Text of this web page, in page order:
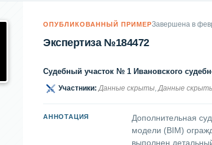
ОПУБЛИКОВАННЫЙ ПРИМЕРЗавершена в
Экспертиза №184472
Судебный участок № 1 Ивановского
Участники: Данные скрыты Данные
АННОТАЦИЯ
Дополнительная
модели (BIM)
выполнен